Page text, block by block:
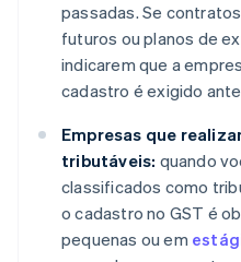
passadas. Se
futuros ou planos de
indicarem que a
cadastro é exigido
Empresas que
tributáveis: quando
classificados como
o cadastro no GST é
pequenas ou em